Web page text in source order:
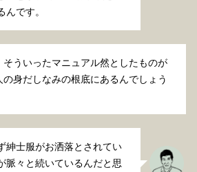
です。
そういったマニュアル然としたものが
の身だしなみの根底にあるんでしょう
紳士服がお洒落とされてい
脈々と続いているんだと思